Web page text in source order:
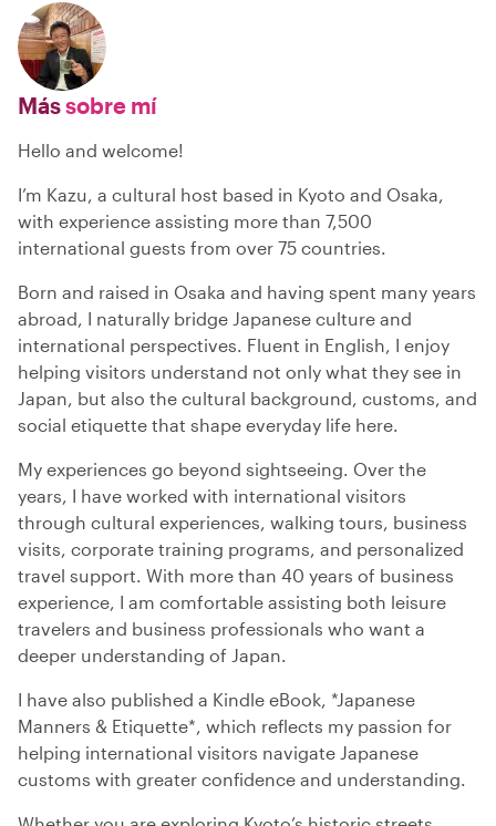
Mássobre mí
Hello and welcome!
I’m Kazu, a cultural host based in Kyoto and Osaka,
with experience assisting more than 7,500
international guests from over 75 countries.
Born and raised in Osaka and having spent many years
abroad, I naturally bridge Japanese culture and
international perspectives. Fluent in English, I enjoy
helping visitors understand not only what they see in
Japan, but also the cultural background, customs, and
social etiquette that shape everyday life here.
My experiences go beyond sightseeing. Over the
years, I have worked with international visitors
through cultural experiences, walking tours, business
visits, corporate training programs, and personalized
travel support. With more than 40 years of business
experience, I am comfortable assisting both leisure
travelers and business professionals who want a
deeper understanding of Japan.
I have also published a Kindle eBook, *Japanese
Manners & Etiquette*, which reflects my passion for
helping international visitors navigate Japanese
customs with greater confidence and understanding.